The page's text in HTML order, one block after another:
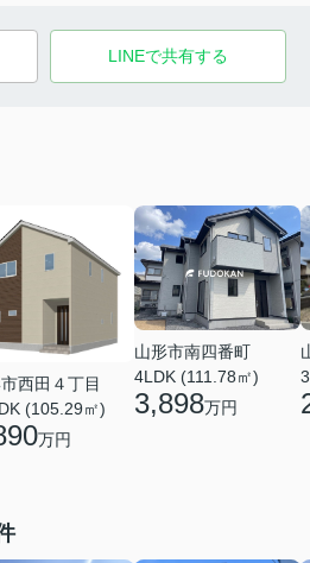
LINEで共有する
西田４丁目
(105.29㎡)
万円
山形市南四番町
4LDK (111.78㎡)
3,898万円